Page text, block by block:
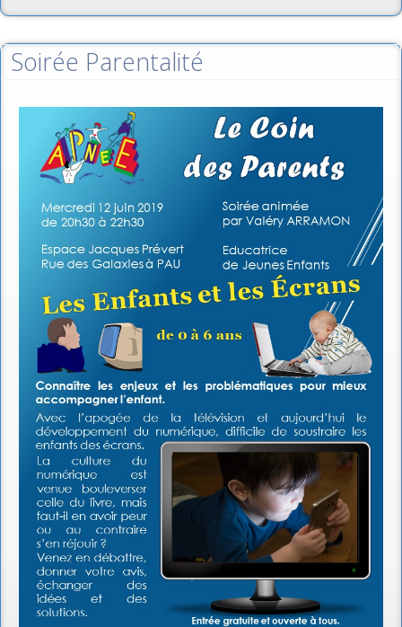
Soirée Parentalité